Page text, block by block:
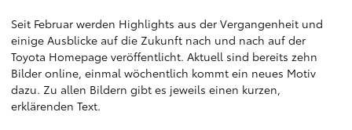
Seit Februar werden Highlights aus der Vergangenheit und
einige Ausblicke auf die Zukunft nach und nach auf der
Toyota Homepage veröffentlicht. Aktuell sind bereits zehn
Bilder online, einmal wöchentlich kommt ein neues Motiv
dazu. Zu allen Bildern gibt es jeweils einen kurzen,
erklärenden Text.